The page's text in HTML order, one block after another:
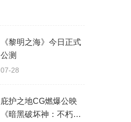
《黎明之海》今日正式
公测
07-28
庇护之地CG燃爆公映
《暗黑破坏神：不朽》